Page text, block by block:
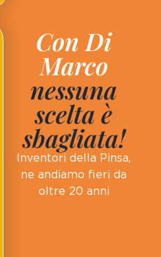
Con Di
Marco
nessuna
scelta è
sbagliata!
Inventori della Pinsa,
ne andiamo fieri da
oltre 20 anni